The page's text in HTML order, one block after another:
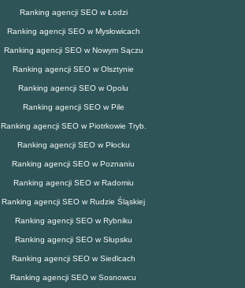
Ranking agencji SEO w Łodzi
Ranking agencji SEO w Mysłowicach
Ranking agencji SEO w Nowym Sączu
Ranking agencji SEO w Olsztynie
Ranking agencji SEO w Opolu
Ranking agencji SEO w Pile
Ranking agencji SEO w Piotrkowie Tryb.
Ranking agencji SEO w Płocku
Ranking agencji SEO w Poznaniu
Ranking agencji SEO w Radomiu
Ranking agencji SEO w Rudzie Śląskiej
Ranking agencji SEO w Rybniku
Ranking agencji SEO w Słupsku
Ranking agencji SEO w Siedlcach
Ranking agencji SEO w Sosnowcu